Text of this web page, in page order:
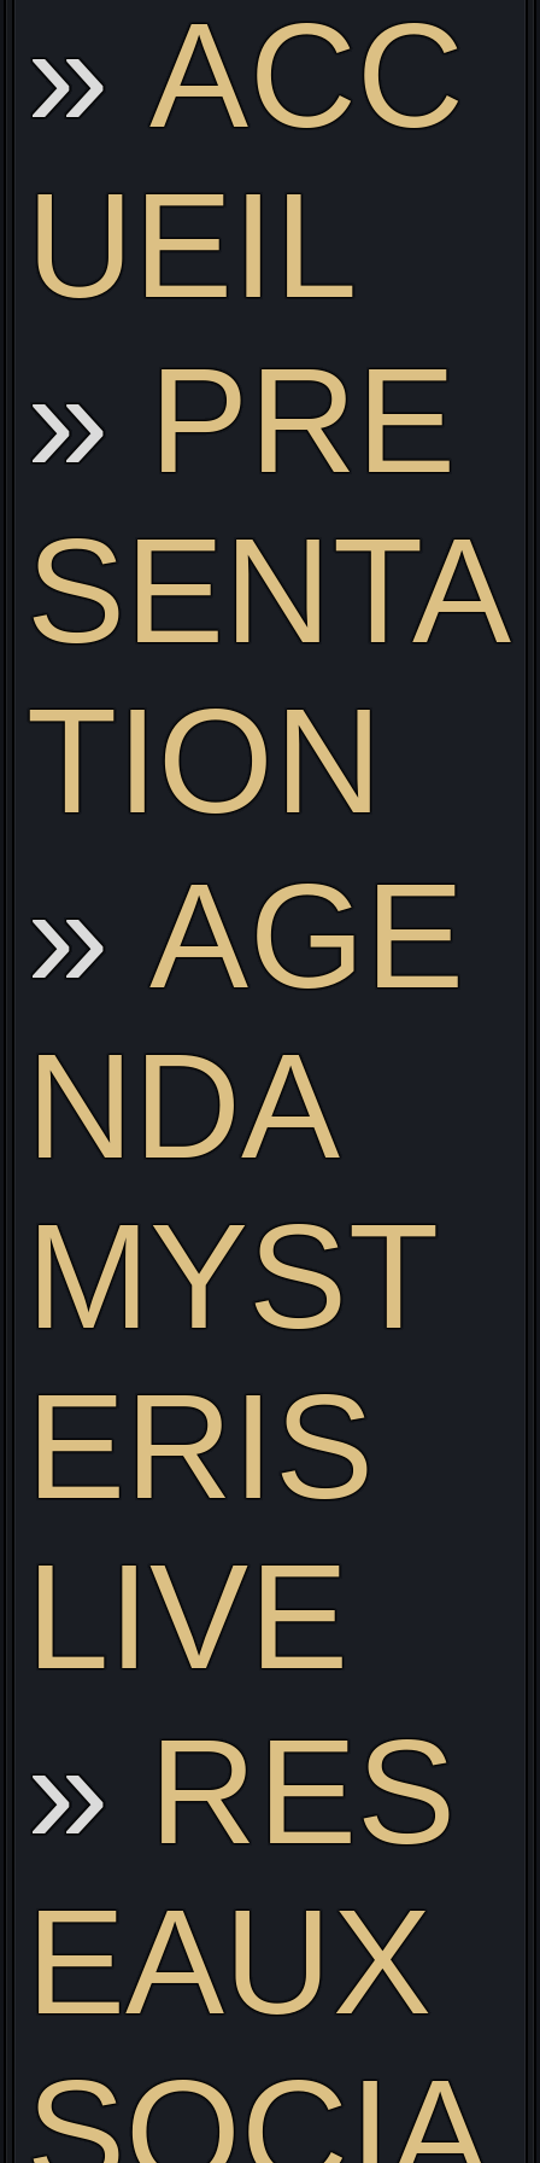
Li
ve
Visitez mon site web pour découvrir mon projet Live
alliant Gaming/Streaming/Cosplay !
ACC
UEIL
PRE
SENTA
TION
AGE
NDA
MYST
ERIS
LIVE
RES
EAUX